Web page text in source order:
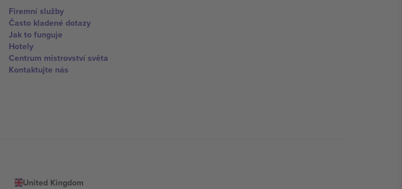
Firemní služby
Často kladené dotazy
Jak to funguje
Hotely
Centrum mistrovství světa
Kontaktujte nás
United Kingdom